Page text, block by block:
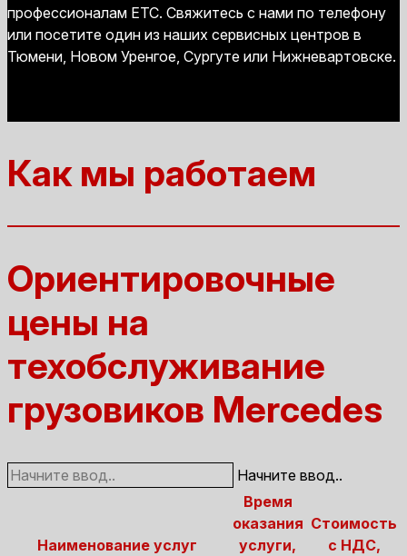
профессионалам ЕТС. Свяжитесь с нами по телефону
или посетите один из наших сервисных центров в
Тюмени, Новом Уренгое, Сургуте или Нижневартовске.
Как мы работаем
Ориентировочные
цены на
техобслуживание
грузовиков Mercedes
Начните ввод..
Наименование услуг
Время
оказания
услуги,
Стоимость
с НДС,